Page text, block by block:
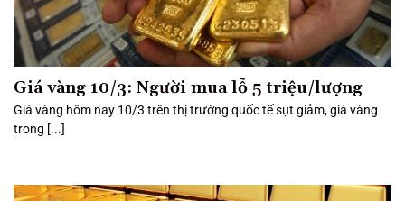
Giá vàng 10/3: Người mua lỗ 5 triệu/lượng
Giá vàng hôm nay 10/3 trên thị trường quốc tế sụt giảm, giá vàng
trong [...]